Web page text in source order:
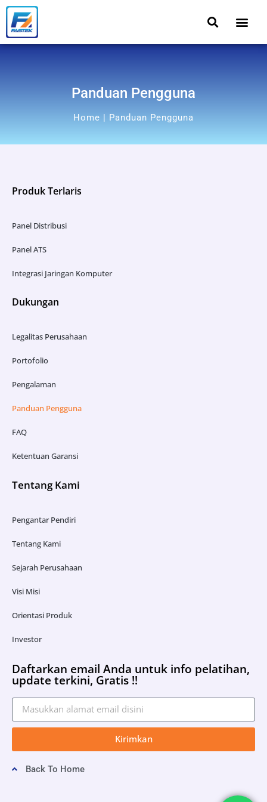
Panduan Pengguna
Home | Panduan Pengguna
Produk Terlaris
Panel Distribusi
Panel ATS
Integrasi Jaringan Komputer
Dukungan
Legalitas Perusahaan
Portofolio
Pengalaman
Panduan Pengguna
FAQ
Ketentuan Garansi
Tentang Kami
Pengantar Pendiri
Tentang Kami
Sejarah Perusahaan
Visi Misi
Orientasi Produk
Investor
Daftarkan email Anda untuk info pelatihan,
update terkini, Gratis !!
Kirimkan
Back To Home